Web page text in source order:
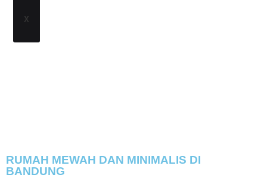
X
RUMAH MEWAH DAN MINIMALIS DI
BANDUNG